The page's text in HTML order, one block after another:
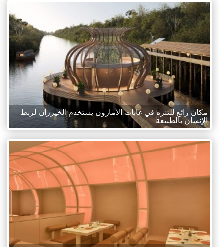
مكان رائع للتنزه في غابات الأمازون يستخدم الخيزران لربط
الإنسان بالطبيعة